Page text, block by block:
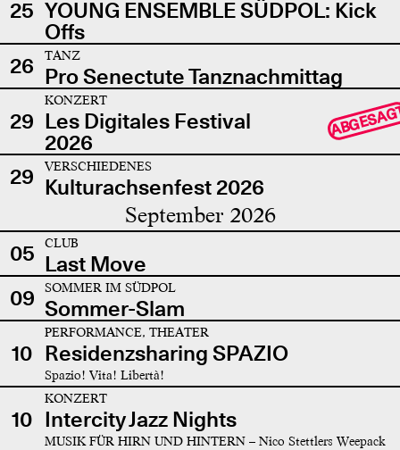
25 YOUNG ENSEMBLE SÜDPOL: Kick
Offs
26
TANZ
Pro Senectute Tanznachmittag
29
KONZERT
Les Digitales Festival
2026
29 VERSCHIEDENES
Kulturachsenfest 2026
September 2026
05 CLUB
Last Move
09
SOMMER IM SÜDPOL
Sommer-Slam
10
PERFORMANCE, THEATER
Residenzsharing SPAZIO
Spazio! Vita! Libertà!
10
KONZERT
Intercity Jazz Nights
MUSIK FÜR HIRN UND HINTERN – Nico Stettlers Weepack